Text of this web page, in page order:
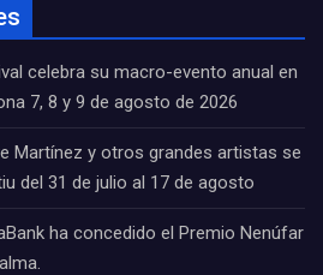
celebra su macro-evento anual en
7, 8 y 9 de agosto de 2026
Martínez y otros grandes artistas se
del 31 de julio al 17 de agosto
ha concedido el Premio Nenúfar